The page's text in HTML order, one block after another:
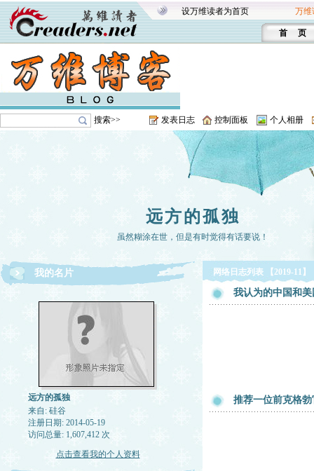
设万维读者为首页 万维
首 页
搜索>> 发表日志 控制面板 个人相册
远方的孤独
虽然糊涂在世，但是有时觉得有话要说！
我的名片
远方的孤独
来自: 硅谷
注册日期: 2014-05-19
访问总量: 1,607,412 次
点击查看我的个人资料
网络日志列表 【2019-11】
我认为的中国和
推荐一位前克格